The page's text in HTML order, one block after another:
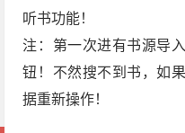
听书功能！
注：第一次进有书源导
钮！不然搜不到书，如
据重新操作！